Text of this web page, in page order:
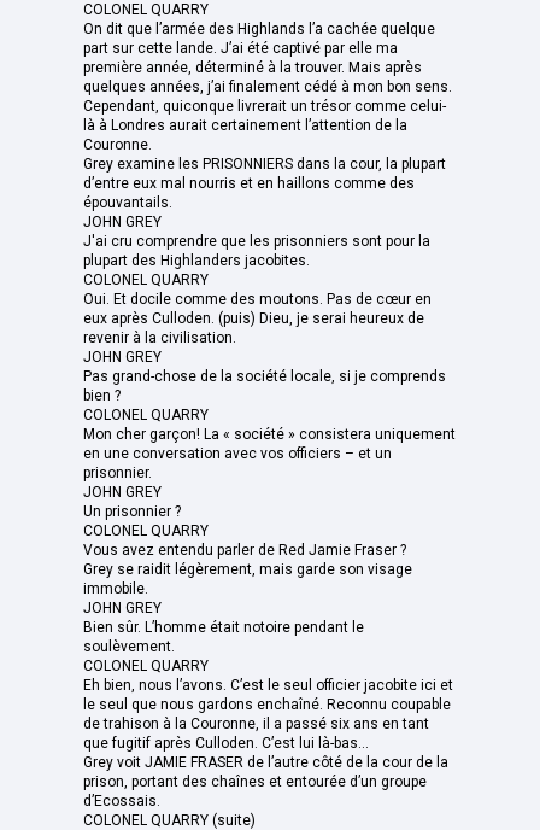
COLONEL QUARRY
On dit que l’armée des Highlands l’a cachée quelque
part sur cette lande. J’ai été captivé par elle ma
première année, déterminé à la trouver. Mais après
quelques années, j’ai finalement cédé à mon bon sens.
Cependant, quiconque livrerait un trésor comme celui-
là à Londres aurait certainement l’attention de la
Couronne.
Grey examine les PRISONNIERS dans la cour, la plupart
d’entre eux mal nourris et en haillons comme des
épouvantails.
JOHN GREY
J'ai cru comprendre que les prisonniers sont pour la
plupart des Highlanders jacobites.
COLONEL QUARRY
Oui. Et docile comme des moutons. Pas de cœur en
eux après Culloden. (puis) Dieu, je serai heureux de
revenir à la civilisation.
JOHN GREY
Pas grand-chose de la société locale, si je comprends
bien ?
COLONEL QUARRY
Mon cher garçon! La « société » consistera uniquement
en une conversation avec vos officiers – et un
prisonnier.
JOHN GREY
Un prisonnier ?
COLONEL QUARRY
Vous avez entendu parler de Red Jamie Fraser ?
Grey se raidit légèrement, mais garde son visage
immobile.
JOHN GREY
Bien sûr. L’homme était notoire pendant le
soulèvement.
COLONEL QUARRY
Eh bien, nous l’avons. C’est le seul officier jacobite ici et
le seul que nous gardons enchaîné. Reconnu coupable
de trahison à la Couronne, il a passé six ans en tant
que fugitif après Culloden. C’est lui là-bas...
Grey voit JAMIE FRASER de l’autre côté de la cour de la
prison, portant des chaînes et entourée d’un groupe
d’Ecossais.
COLONEL QUARRY (suite)